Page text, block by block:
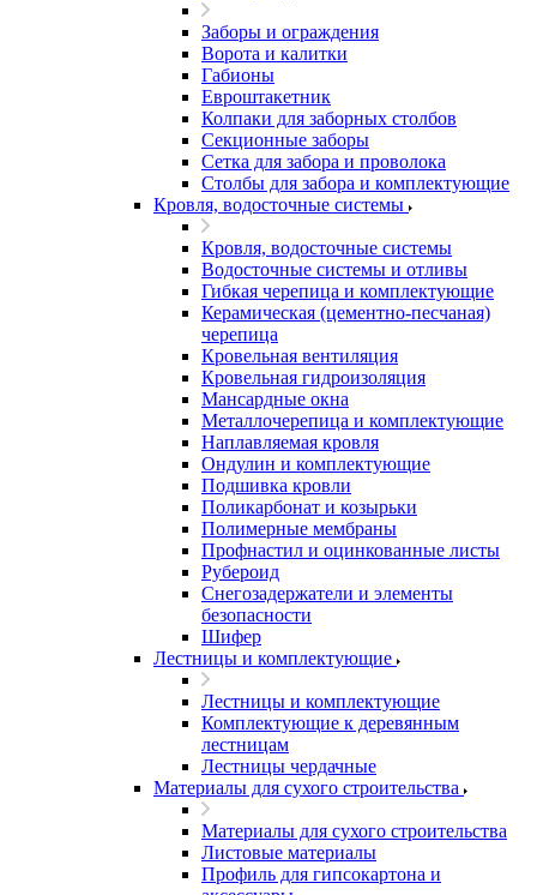
Заборы и ограждения
Ворота и калитки
Габионы
Евроштакетник
Колпаки для заборных столбов
Секционные заборы
Сетка для забора и проволока
Столбы для забора и комплектующие
Кровля, водосточные системы
Кровля, водосточные системы
Водосточные системы и отливы
Гибкая черепица и комплектующие
Керамическая (цементно-песчаная)
черепица
Кровельная вентиляция
Кровельная гидроизоляция
Мансардные окна
Металлочерепица и комплектующие
Наплавляемая кровля
Ондулин и комплектующие
Подшивка кровли
Поликарбонат и козырьки
Полимерные мембраны
Профнастил и оцинкованные листы
Рубероид
Снегозадержатели и элементы
безопасности
Шифер
Лестницы и комплектующие
Лестницы и комплектующие
Комплектующие к деревянным
лестницам
Лестницы чердачные
Материалы для сухого строительства
Материалы для сухого строительства
Листовые материалы
Профиль для гипсокартона и